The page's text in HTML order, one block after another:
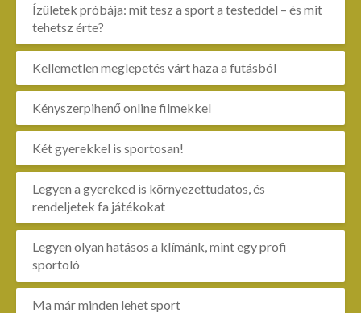
Ízületek próbája: mit tesz a sport a testeddel – és mit
tehetsz érte?
Kellemetlen meglepetés várt haza a futásból
Kényszerpihenő online filmekkel
Két gyerekkel is sportosan!
Legyen a gyereked is környezettudatos, és
rendeljetek fa játékokat
Legyen olyan hatásos a klímánk, mint egy profi
sportoló
Ma már minden lehet sport